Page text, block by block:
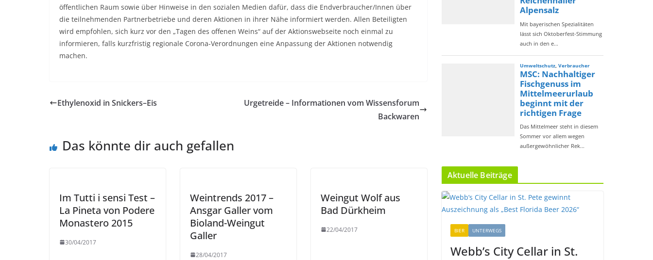
öffentlichen Raum sowie über Hinweise in den sozialen Medien dafür, dass die Endverbraucher/Innen über
die teilnehmenden Partnerbetriebe und deren Aktionen in ihrer Nähe informiert werden. Allen Beteiligten
wird empfohlen, sich kurz vor den „Tagen des offenen Weins“ auf der Aktionswebseite noch einmal zu
informieren, falls kurzfristig regionale Corona-Verordnungen eine Anpassung der Aktionen notwendig
machen.
Ethylenoxid in Snickers–Eis
Urgetreide – Informationen vom Wissensforum
Backwaren
Das könnte dir auch gefallen
Im Tutti i sensi Test –
La Pineta von Podere
Monastero 2015
30/04/2017
Weintrends 2017 –
Ansgar Galler vom
Bioland-Weingut
Galler
28/04/2017
Weingut Wolf aus
Bad Dürkheim
22/04/2017
Aktuelle Beiträge
BIER UNTERWEGS
Webb’s City Cellar in St.